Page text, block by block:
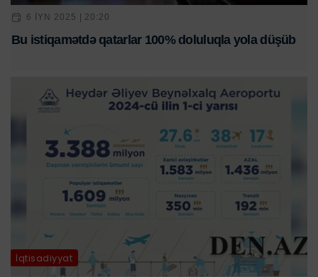
6 IYN 2025 | 20:20
Bu istiqamətdə qatarlar 100% doluluqla yola düşüb
İqtisadiyyat